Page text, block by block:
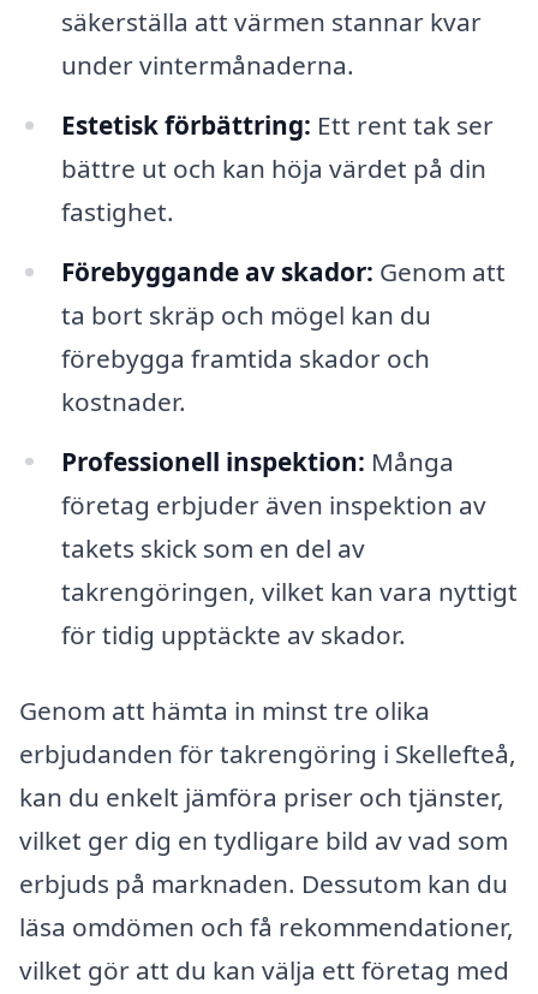
säkerställa att värmen stannar kvar
under vintermånaderna.
Estetisk förbättring: Ett rent tak ser
bättre ut och kan höja värdet på din
fastighet.
Förebyggande av skador: Genom att
ta bort skräp och mögel kan du
förebygga framtida skador och
kostnader.
Professionell inspektion: Många
företag erbjuder även inspektion av
takets skick som en del av
takrengöringen, vilket kan vara nyttigt
för tidig upptäckte av skador.
Genom att hämta in minst tre olika
erbjudanden för takrengöring i Skellefteå,
kan du enkelt jämföra priser och tjänster,
vilket ger dig en tydligare bild av vad som
erbjuds på marknaden. Dessutom kan du
läsa omdömen och få rekommendationer,
vilket gör att du kan välja ett företag med